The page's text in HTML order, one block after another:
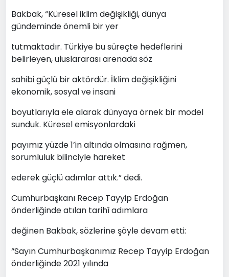
Bakbak, “Küresel iklim değişikliği, dünya
gündeminde önemli bir yer
tutmaktadır. Türkiye bu süreçte hedeflerini
belirleyen, uluslararası arenada söz
sahibi güçlü bir aktördür. İklim değişikliğini
ekonomik, sosyal ve insani
boyutlarıyla ele alarak dünyaya örnek bir model
sunduk. Küresel emisyonlardaki
payımız yüzde 1’in altında olmasına rağmen,
sorumluluk bilinciyle hareket
ederek güçlü adımlar attık.” dedi.
Cumhurbaşkanı Recep Tayyip Erdoğan
önderliğinde atılan tarihî adımlara
değinen Bakbak, sözlerine şöyle devam etti:
“Sayın Cumhurbaşkanımız Recep Tayyip Erdoğan
önderliğinde 2021 yılında